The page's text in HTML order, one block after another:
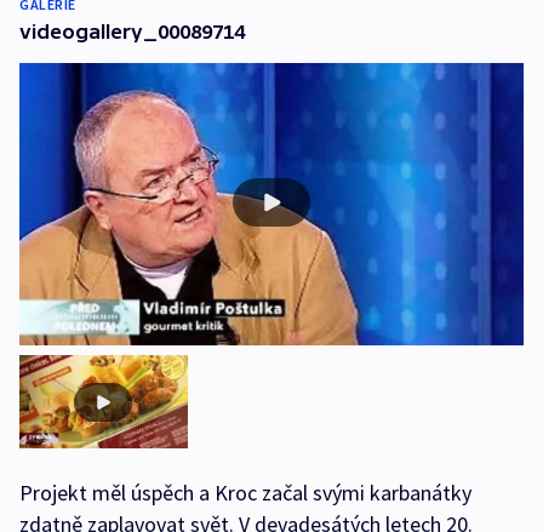
GALERIE
videogallery_00089714
Projekt měl úspěch a Kroc začal svými karbanátky
zdatně zaplavovat svět. V devadesátých letech 20.